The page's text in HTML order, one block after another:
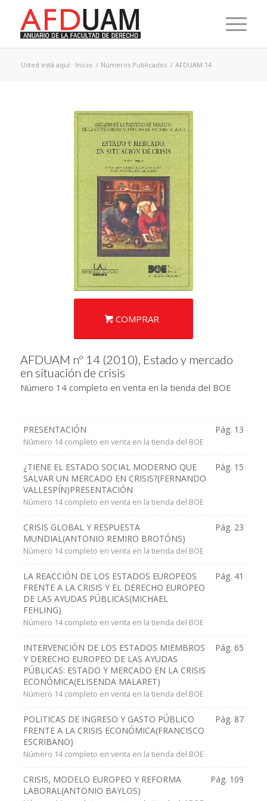
Usted está aquí: Inicio / Números Publicados / AFDUAM 14
COMPRAR
AFDUAM nº 14 (2010), Estado y mercado
en situación de crisis
Número 14 completo en venta en la tienda del BOE
PRESENTACIÓN Pág. 13
Número 14 completo en venta en la tienda del BOE
¿TIENE EL ESTADO SOCIAL MODERNO QUE
SALVAR UN MERCADO EN CRISIS?(FERNANDO
VALLESPÍN)PRESENTACIÓN
Pág. 15
Número 14 completo en venta en la tienda del BOE
CRISIS GLOBAL Y RESPUESTA
MUNDIAL(ANTONIO REMIRO BROTÓNS)
Pág. 23
Número 14 completo en venta en la tienda del BOE
LA REACCIÓN DE LOS ESTADOS EUROPEOS
FRENTE A LA CRISIS Y EL DERECHO EUROPEO
DE LAS AYUDAS PÚBLICAS(MICHAEL
FEHLING)
Pág. 41
Número 14 completo en venta en la tienda del BOE
INTERVENCIÓN DE LOS ESTADOS MIEMBROS
Y DERECHO EUROPEO DE LAS AYUDAS
PÚBLICAS: ESTADO Y MERCADO EN LA CRISIS
ECONÓMICA(ELISENDA MALARET)
Pág. 65
Número 14 completo en venta en la tienda del BOE
POLITICAS DE INGRESO Y GASTO PÚBLICO
FRENTE A LA CRISIS ECONÓMICA(FRANCISCO
ESCRIBANO)
Pág. 87
Número 14 completo en venta en la tienda del BOE
CRISIS, MODELO EUROPEO Y REFORMA
LABORAL(ANTONIO BAYLOS)
Pág. 109